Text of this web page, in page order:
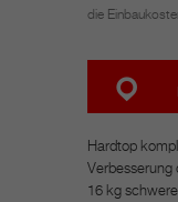
die
Hardtop
Verbesserung
16 kg